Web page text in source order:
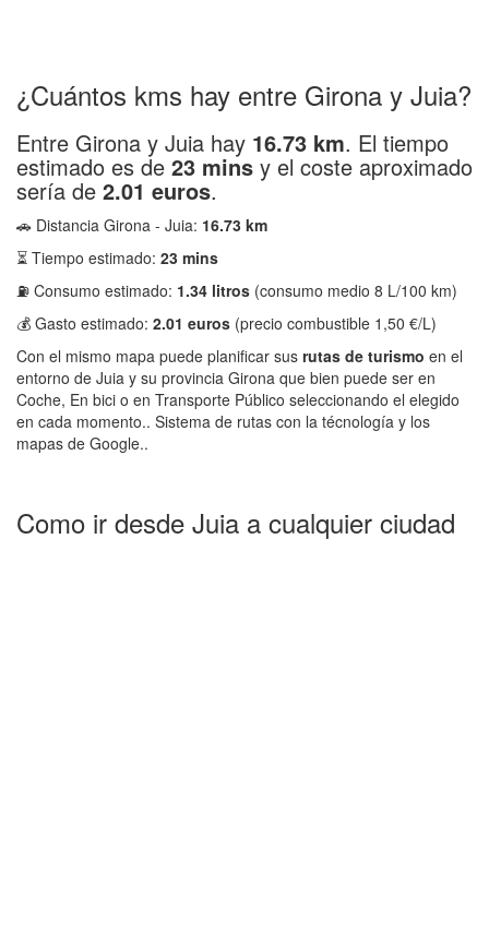
¿Cuántos kms hay entre Girona y Juia?
Entre Girona y Juia hay 16.73 km. El tiempo
estimado es de 23 mins y el coste aproximado
sería de 2.01 euros.
🚗 Distancia Girona - Juia: 16.73 km
⏳ Tiempo estimado: 23 mins
⛽ Consumo estimado: 1.34 litros (consumo medio 8 L/100 km)
💰 Gasto estimado: 2.01 euros (precio combustible 1,50 €/L)
Con el mismo mapa puede planificar sus rutas de turismo en el
entorno de Juia y su provincia Girona que bien puede ser en
Coche, En bici o en Transporte Público seleccionando el elegido
en cada momento.. Sistema de rutas con la técnología y los
mapas de Google..
Como ir desde Juia a cualquier ciudad